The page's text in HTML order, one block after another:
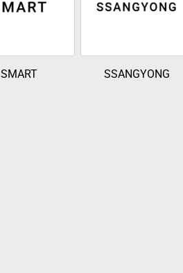
SMART SSANGYONG